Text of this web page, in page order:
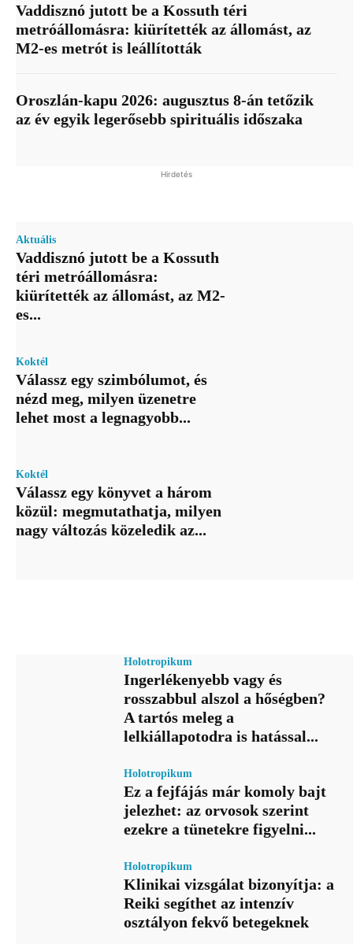
Vaddisznó jutott be a Kossuth téri
metróállomásra: kiürítették az állomást, az
M2-es metrót is leállították
Oroszlán-kapu 2026: augusztus 8-án tetőzik
az év egyik legerősebb spirituális időszaka
Hirdetés
Aktuális
Vaddisznó jutott be a Kossuth
téri metróállomásra:
kiürítették az állomást, az M2-
es...
Koktél
Válassz egy szimbólumot, és
nézd meg, milyen üzenetre
lehet most a legnagyobb...
Koktél
Válassz egy könyvet a három
közül: megmutathatja, milyen
nagy változás közeledik az...
Holotropikum
Ingerlékenyebb vagy és
rosszabbul alszol a hőségben?
A tartós meleg a
lelkiállapotodra is hatással...
Holotropikum
Ez a fejfájás már komoly bajt
jelezhet: az orvosok szerint
ezekre a tünetekre figyelni...
Holotropikum
Klinikai vizsgálat bizonyítja: a
Reiki segíthet az intenzív
osztályon fekvő betegeknek